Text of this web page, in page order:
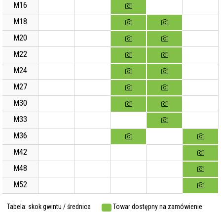
M16
M18
M20
M22
M24
M27
M30
M33
M36
M42
M48
M52
Tabela: skok gwintu / średnica Towar dostępny na zamówienie